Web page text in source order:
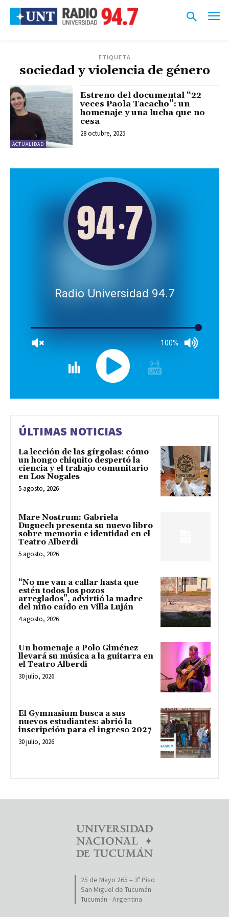
ETIQUETA
sociedad y violencia de género
ACTUALIDAD
Estreno del documental “22
veces Paola Tacacho”: un
homenaje y una lucha que no
cesa
28 octubre, 2025
Radio Universidad 94.7
100%
ÚLTIMAS NOTICIAS
La lección de las gírgolas: cómo
un hongo chiquito despertó la
ciencia y el trabajo comunitario
en Los Nogales
5 agosto, 2026
Mare Nostrum: Gabriela
Duguech presenta su nuevo libro
sobre memoria e identidad en el
Teatro Alberdi
5 agosto, 2026
“No me van a callar hasta que
estén todos los pozos
arreglados”, advirtió la madre
del niño caído en Villa Luján
4 agosto, 2026
Un homenaje a Polo Giménez
llevará su música a la guitarra en
el Teatro Alberdi
30 julio, 2026
El Gymnasium busca a sus
nuevos estudiantes: abrió la
inscripción para el ingreso 2027
30 julio, 2026
25 de Mayo 265 – 3º Piso
San Miguel de Tucumán
Tucumán - Argentina